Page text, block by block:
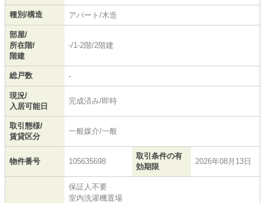
種別/構造 アパート/木造
部屋/
所在階/
階建
-/1-2階/2階建
総戸数 -
現況/
入居可能日
完成済み/即時
取引態様/
賃貸区分
一般媒介/一般
物件番号 105635698
取引条件の有
効期限
2026年08月13日
保証人不要
室内洗濯機置場